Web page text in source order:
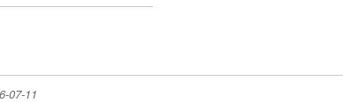
07-11